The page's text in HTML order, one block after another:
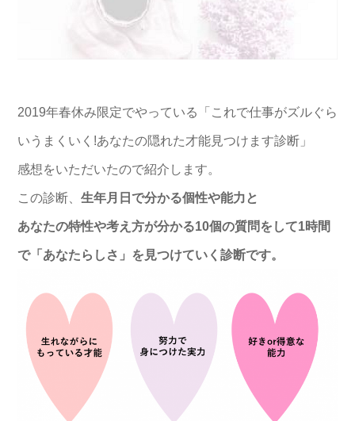
2019年春休み限定でやっている「これで仕事がズルぐら
いうまくいく!あなたの隠れた才能見つけます診断」
感想をいただいたので紹介します。
この診断、 生年月日で分かる個性や能力と
あなたの特性や考え方が分かる10個の質問をして1時間
で「あなたらしさ」を見つけていく診断です。